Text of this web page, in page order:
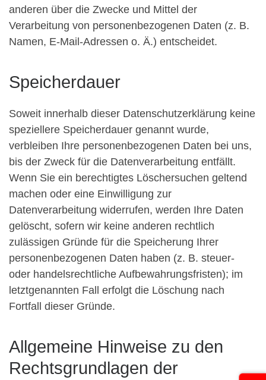
anderen über die Zwecke und Mittel der
Verarbeitung von personenbezogenen Daten (z. B.
Namen, E-Mail-Adressen o. Ä.) entscheidet.
Speicherdauer
Soweit innerhalb dieser Datenschutzerklärung keine
speziellere Speicherdauer genannt wurde,
verbleiben Ihre personenbezogenen Daten bei uns,
bis der Zweck für die Datenverarbeitung entfällt.
Wenn Sie ein berechtigtes Löschersuchen geltend
machen oder eine Einwilligung zur
Datenverarbeitung widerrufen, werden Ihre Daten
gelöscht, sofern wir keine anderen rechtlich
zulässigen Gründe für die Speicherung Ihrer
personenbezogenen Daten haben (z. B. steuer-
oder handelsrechtliche Aufbewahrungsfristen); im
letztgenannten Fall erfolgt die Löschung nach
Fortfall dieser Gründe.
Allgemeine Hinweise zu den
Rechtsgrundlagen der